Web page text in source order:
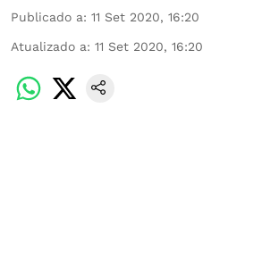
Publicado a: 11 Set 2020, 16:20
Atualizado a: 11 Set 2020, 16:20